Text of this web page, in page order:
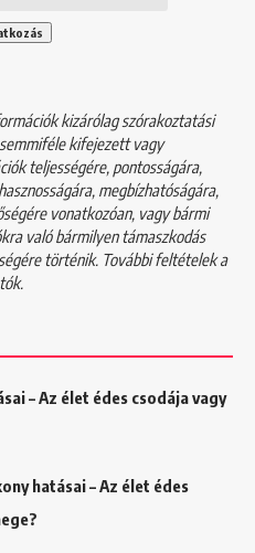
kizárólag szórakoztatási
kifejezett vagy
teljességére, pontosságára,
megbízhatóságára,
vonatkozóan, vagy bármi
való bármilyen támaszkodás
történik. További feltételek a
– Az élet édes csodája vagy
hatásai – Az élet édes